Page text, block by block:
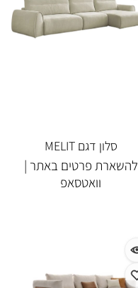
סלון דגם MELIT
להשארת פרטים באתר |
וואטסאפ